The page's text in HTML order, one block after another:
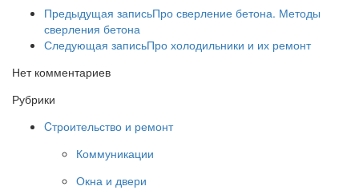
Предыдущая записьПро сверление бетона. Методы
сверления бетона
Следующая записьПро холодильники и их ремонт
Нет комментариев
Рубрики
Cтроительство и ремонт
Коммуникации
Окна и двери